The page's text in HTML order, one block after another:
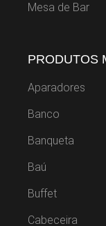
Mesa de Bar
PRODUTOS
Aparadores
Banco
Banqueta
Baú
Buffet
Cabeceira